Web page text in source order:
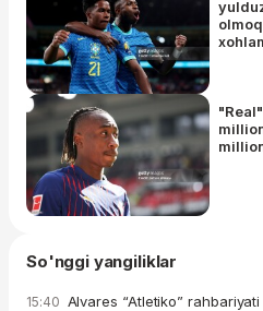
So'nggi yangiliklar
15:40 Alvares “Atletiko”